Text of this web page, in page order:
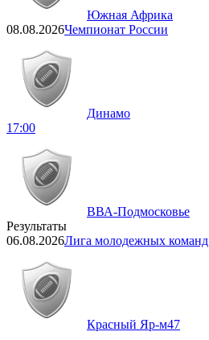
Южная Африка
08.08.2026Чемпионат России
Динамо
17:00
ВВА-Подмосковье
Результаты
06.08.2026Лига молодежных команд
Красный Яр-м47